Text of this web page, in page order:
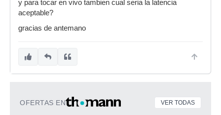
y para tocar en vivo tambien cual seria la latencia
aceptable?
gracias de antemano
OFERTAS EN VER TODAS